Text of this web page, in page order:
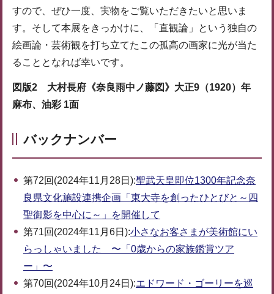
すので、ぜひ一度、実物をご覧いただきたいと思いま
す。そして本展をきっかけに、「直観論」という独自の
絵画論・芸術観を打ち立てたこの孤高の画家に光が当た
ることとなれば幸いです。
図版2 大村長府《奈良雨中ノ藤図》大正9（1920）年
麻布、油彩 1面
バックナンバー
第72回(2024年11月28日):聖武天皇即位1300年記念奈
良県文化施設連携企画「東大寺を創ったひとびと～四
聖御影を中心に～」を開催して
第71回(2024年11月6日):小さなお客さまが美術館にい
らっしゃいました 〜「0歳からの家族鑑賞ツア
ー」〜
第70回(2024年10月24日):エドワード・ゴーリーを巡